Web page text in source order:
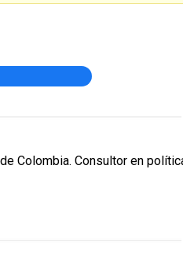
Colombia. Consultor en